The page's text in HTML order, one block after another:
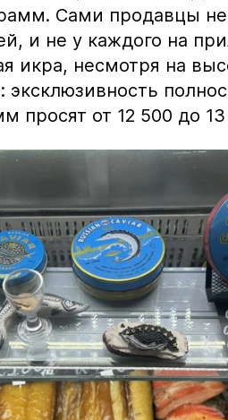
Сами продавцы
и не у каждого на
икра, несмотря на
эксклюзивность
просят от 12 500 до